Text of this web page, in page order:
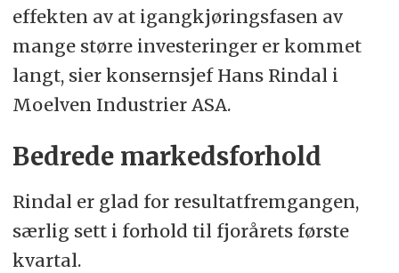
effekten av at igangkjøringsfasen av
mange større investeringer er kommet
langt, sier konsernsjef Hans Rindal i
Moelven Industrier ASA.
Bedrede markedsforhold
Rindal er glad for resultatfremgangen,
særlig sett i forhold til fjorårets første
kvartal.